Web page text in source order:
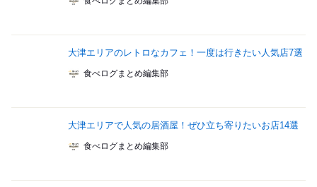
大津エリアのレトロなカフェ！一度は行きたい人気店7選
食べログまとめ編集部
大津エリアで人気の居酒屋！ぜひ立ち寄りたいお店14選
食べログまとめ編集部